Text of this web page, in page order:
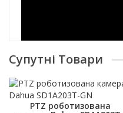
Супутні Товари
PTZ роботизована